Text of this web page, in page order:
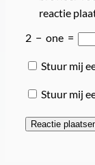
reactie
2 − one =
Stuur mij
Stuur mij